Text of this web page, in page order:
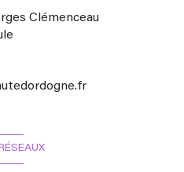
Clémenceau